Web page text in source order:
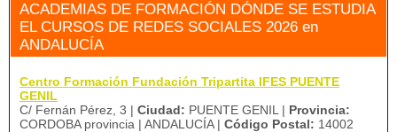
ACADEMIAS DE FORMACIÓN DÓNDE SE ESTUDIA
EL CURSOS DE REDES SOCIALES 2026 en
ANDALUCÍA
Centro Formación Fundación Tripartita IFES PUENTE
GENIL
C/ Fernán Pérez, 3 | Ciudad: PUENTE GENIL | Provincia:
CORDOBA provincia | ANDALUCÍA | Código Postal: 14002